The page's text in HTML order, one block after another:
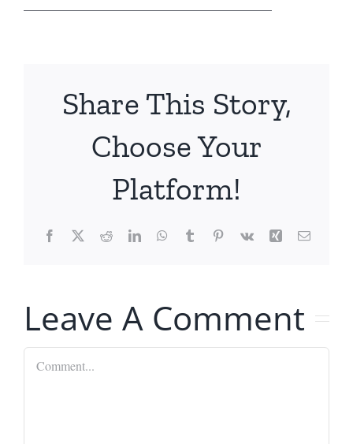
Share This Story,
Choose Your
Platform!
Facebook
X RedditLinkedInWhatsApp
TumblrPinterest
Vk Xing Email
Leave A Comment
Comment